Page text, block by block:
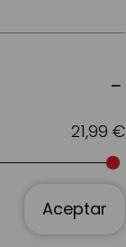
21,99 €
Aceptar